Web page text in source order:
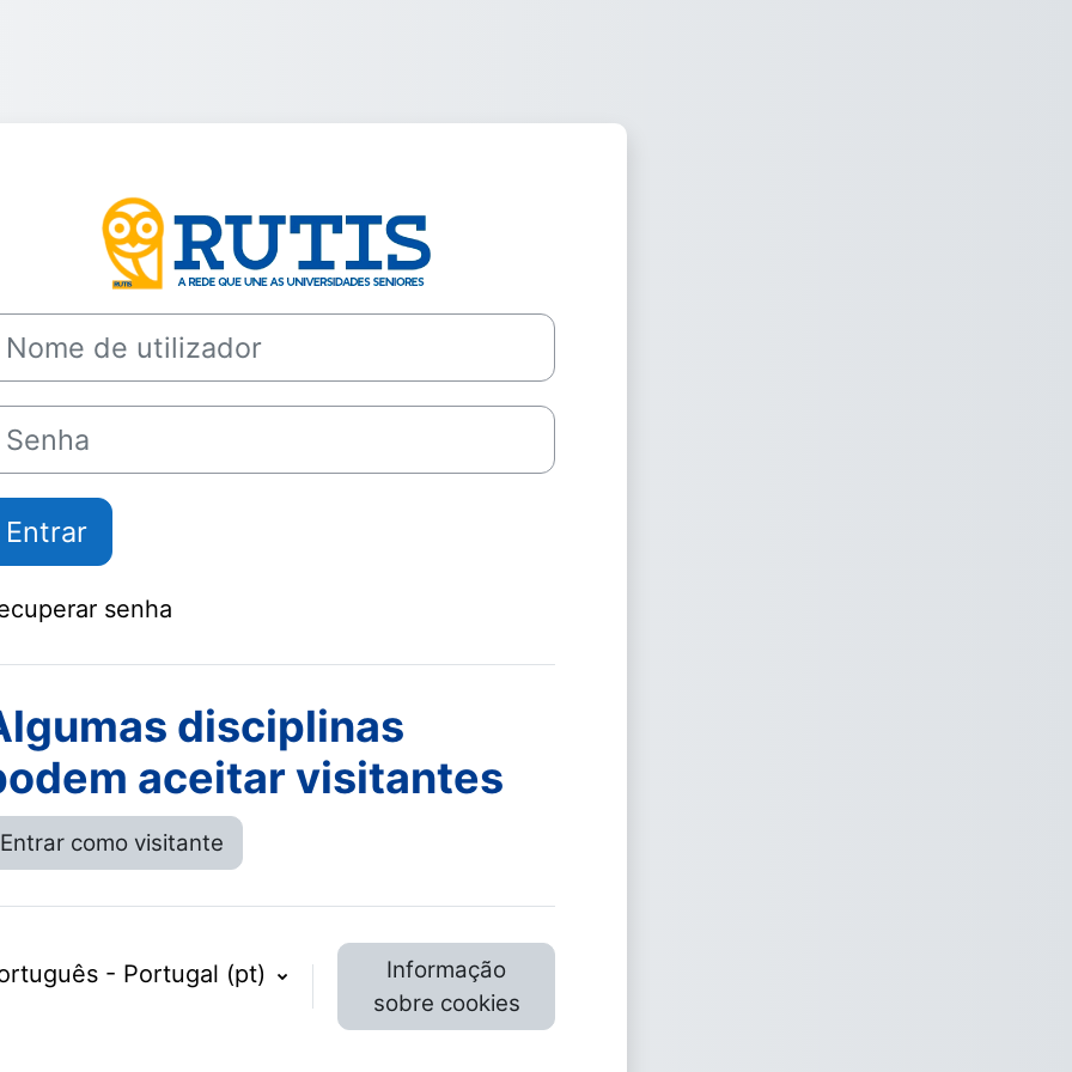
Entrar em Plataforma de
de utilizador
Entrar
senha
disciplinas
aceitar visitantes
Entrar como visitante
- Portugal ‎(pt)‎
Informação
sobre cookies